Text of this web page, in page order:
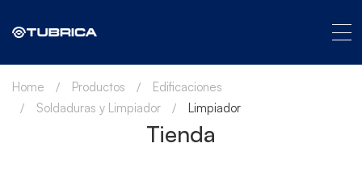
Tienda
Home Productos
Edificaciones
Soldaduras y Limpiador
Limpiador